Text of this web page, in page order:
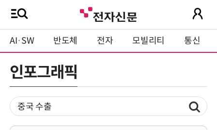
AI·SW 반도체 전자 모빌리티 통신
인포그래픽